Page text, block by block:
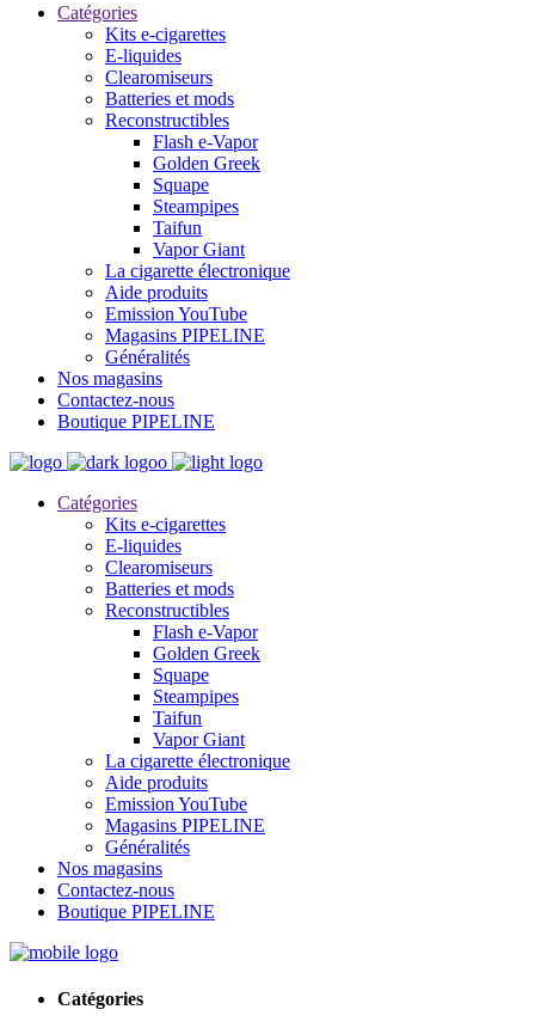
Catégories
Kits e-cigarettes
E-liquides
Clearomiseurs
Batteries et mods
Reconstructibles
Flash e-Vapor
Golden Greek
Squape
Steampipes
Taifun
Vapor Giant
La cigarette électronique
Aide produits
Emission YouTube
Magasins PIPELINE
Généralités
Nos magasins
Contactez-nous
Boutique PIPELINE
Catégories
Kits e-cigarettes
E-liquides
Clearomiseurs
Batteries et mods
Reconstructibles
Flash e-Vapor
Golden Greek
Squape
Steampipes
Taifun
Vapor Giant
La cigarette électronique
Aide produits
Emission YouTube
Magasins PIPELINE
Généralités
Nos magasins
Contactez-nous
Boutique PIPELINE
Catégories